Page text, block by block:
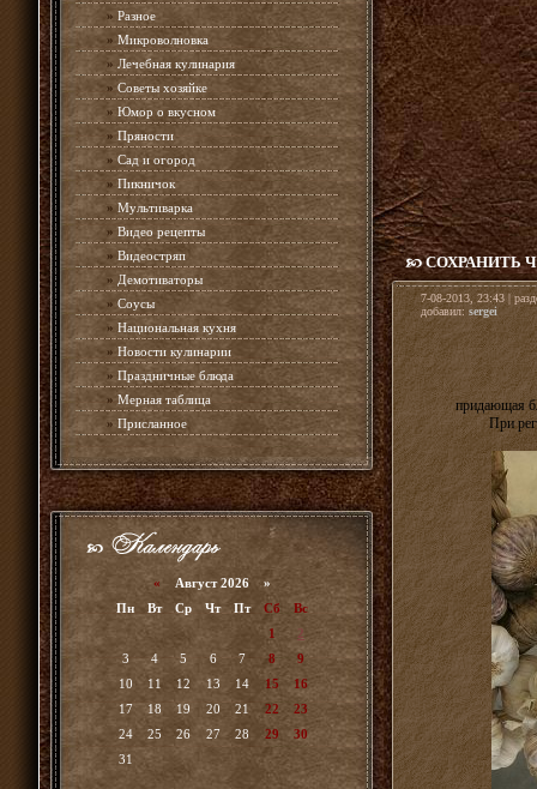
» Разное
» Микроволновка
» Лечебная кулинария
» Советы хозяйке
» Юмор о вкусном
» Пряности
» Сад и огород
» Пикничок
» Мультиварка
» Видео рецепты
» Видеостряп
» Демотиваторы
» Соусы
» Национальная кухня
» Новости кулинарии
» Праздничные блюда
» Мерная таблица
» Присланное
« Август 2026 »
Пн
Вт Ср Чт Пт Сб
Вс
1
2
3
4 5 6 7 8
9
10
11 12 13 14 15
16
17
18 19 20 21 22
23
24
25 26 27 28 29
30
31
СОХРАНИТЬ
7-08-2013, 23:43 |
добавил: sergei
придающая
При